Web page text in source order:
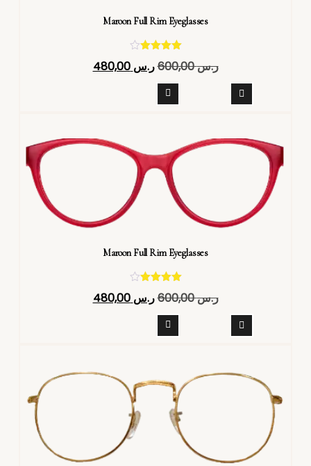
Maroon Full Rim Eyeglasses
4.40
ر.س600,00 ر.س 480,00
Maroon Full Rim Eyeglasses
تم التقييم
4.40
ر.س600,00 ر.س 480,00